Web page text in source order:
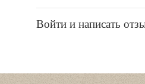
Войти и написать